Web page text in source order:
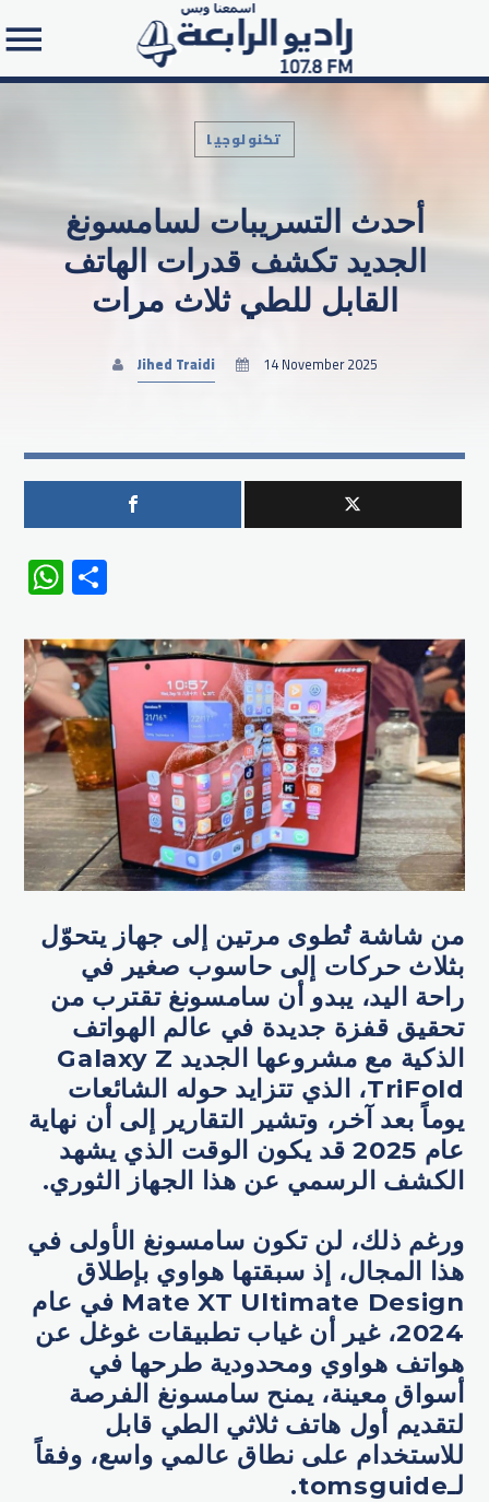
Search in the website:
تكنولوجيا
أحدث التسريبات لسامسونغ
الجديد تكشف قدرات الهاتف
القابل للطي ثلاث مرات
Jihed Traidi 14 November 2025
WhatsApp
من شاشة تُطوى مرتين إلى جهاز يتحوّل
بثلاث حركات إلى حاسوب صغير في
راحة اليد، يبدو أن سامسونغ تقترب من
تحقيق قفزة جديدة في عالم الهواتف
الذكية مع مشروعها الجديد Galaxy Z
TriFold، الذي تتزايد حوله الشائعات
يوماً بعد آخر، وتشير التقارير إلى أن نهاية
عام 2025 قد يكون الوقت الذي يشهد
الكشف الرسمي عن هذا الجهاز الثوري.
ورغم ذلك، لن تكون سامسونغ الأولى في
هذا المجال، إذ سبقتها هواوي بإطلاق
Mate XT Ultimate Design في عام
2024، غير أن غياب تطبيقات غوغل عن
هواتف هواوي ومحدودية طرحها في
أسواق معينة، يمنح سامسونغ الفرصة
لتقديم أول هاتف ثلاثي الطي قابل
للاستخدام على نطاق عالمي واسع، وفقاً
لـtomsguide.